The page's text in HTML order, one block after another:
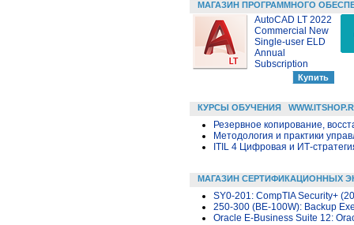
МАГАЗИН ПРОГРАММНОГО
AutoCAD LT 2022
Commercial New
Single-user ELD
Annual
Subscription
КУРСЫ ОБУЧЕНИЯ
Резервное копирование,
Методология и практики
ITIL 4 Цифровая и ИТ-
МАГАЗИН СЕРТИФИКАЦИОННЫХ
SY0-201: CompTIA Security+
250-300 (BE-100W): Backup
Oracle E-Business Suite 12: